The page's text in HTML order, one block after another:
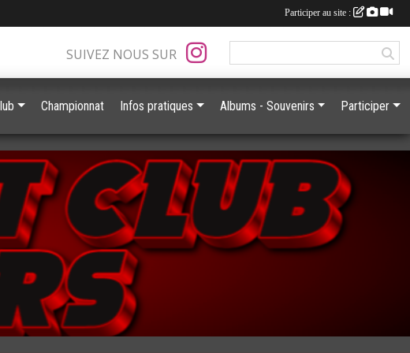
SUIVEZ NOUS SUR
Championnat Infos pratiques Albums - Souvenirs Participer
Participer au site :